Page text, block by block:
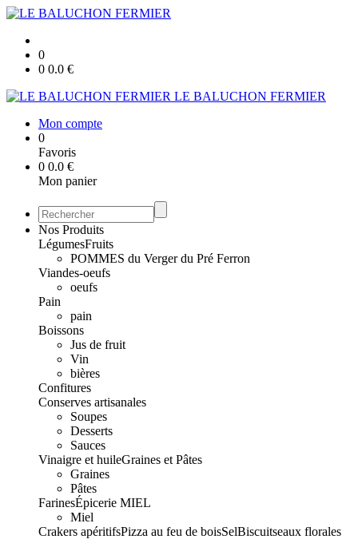
0
0 0.0 €
LE BALUCHON FERMIER
Mon compte
0
Favoris
0 0.0 €
Mon panier
Nos Produits
LégumesFruits
POMMES du Verger du Pré Ferron
Viandes-oeufs
oeufs
Pain
pain
Boissons
Jus de fruit
Vin
bières
Confitures
Conserves artisanales
Soupes
Desserts
Sauces
Vinaigre et huileGraines et Pâtes
Graines
Pâtes
FarinesÉpicerie MIEL
Miel
Crakers apéritifsPizza au feu de boisSelBiscuitseaux florales